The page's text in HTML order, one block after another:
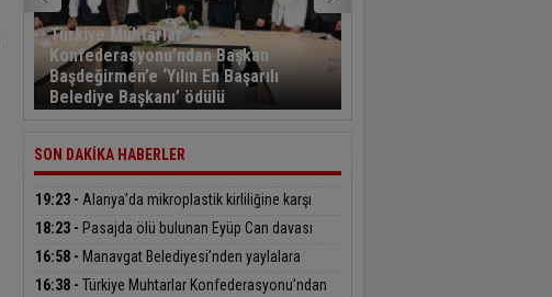
Türkiye Muhtarlar
Konfederasyonu’ndan Başkan
Başdeğirmen’e ‘Yılın En Başarılı
Belediye Başkanı’ ödülü
SON DAKİKA HABERLER
19:23 - Alanya’da mikroplastik kirliliğine karşı
mücadelenin startı verildi
18:23 - Pasajda ölü bulunan Eyüp Can davası
sürüyor
16:58 - Manavgat Belediyesi’nden yaylalara
kütüphane desteği
16:38 - Türkiye Muhtarlar Konfederasyonu’ndan